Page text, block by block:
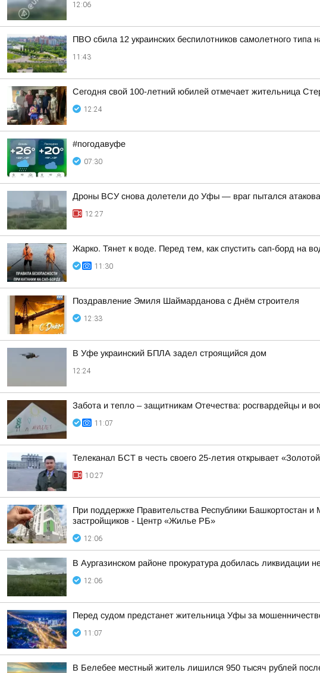
12:06
ПВО сбила 12 украинских беспилотников самолетного
11:43
Сегодня свой 100-летний юбилей отмечает жительница
12:24
#погодавуфе
07:30
Дроны ВСУ снова долетели до Уфы — враг пытался
12:27
Жарко. Тянет к воде. Перед тем, как спустить сап-борд на
11:30
Поздравление Эмиля Шаймарданова с Днём строителя
12:33
В Уфе украинский БПЛА задел строящийся дом
12:24
Забота и тепло – защитникам Отечества: росгвардейцы и
11:07
Телеканал БСТ в честь своего 25-летия открывает
10:27
При поддержке Правительства Республики Башкортостан и
застройщиков - Центр «Жилье РБ»
12:06
В Аургазинском районе прокуратура добилась ликвидации
12:06
Перед судом предстанет жительница Уфы за
11:07
В Белебее местный житель лишился 950 тысяч рублей